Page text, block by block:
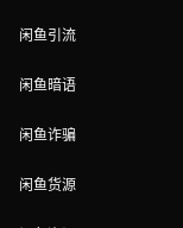
闲鱼引流
闲鱼暗语
闲鱼诈骗
闲鱼货源